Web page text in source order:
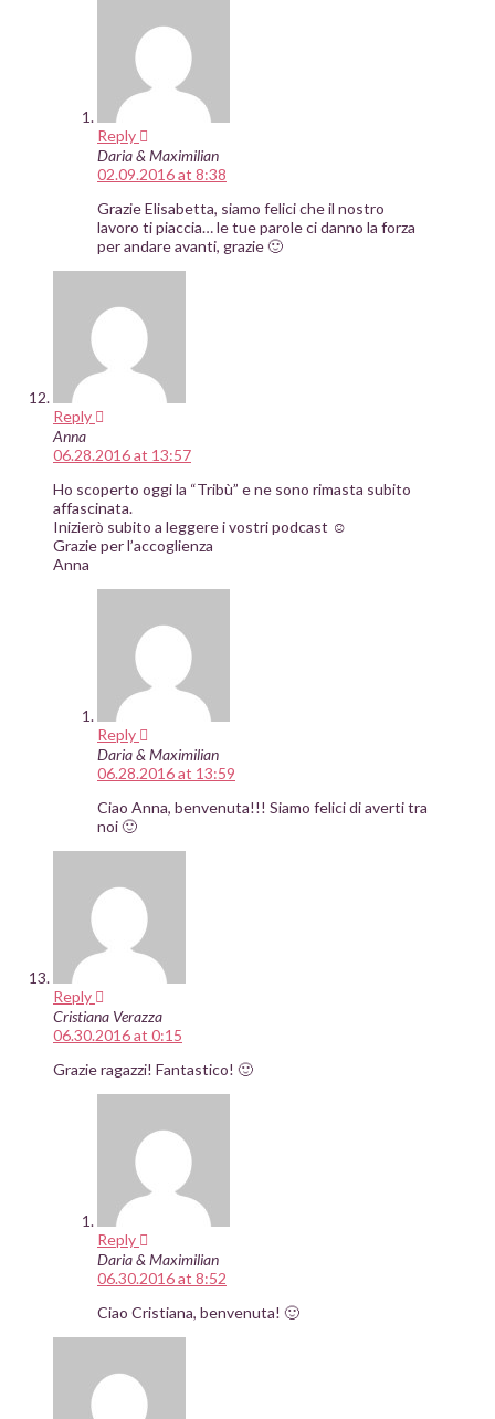
Reply
Daria & Maximilian
02.09.2016 at 8:38
Grazie Elisabetta, siamo felici che il nostro
lavoro ti piaccia… le tue parole ci danno la forza
per andare avanti, grazie 🙂
Reply
Anna
06.28.2016 at 13:57
Ho scoperto oggi la “Tribù” e ne sono rimasta subito
affascinata.
Inizierò subito a leggere i vostri podcast ☺
Grazie per l’accoglienza
Anna
Reply
Daria & Maximilian
06.28.2016 at 13:59
Ciao Anna, benvenuta!!! Siamo felici di averti tra
noi 🙂
Reply
Cristiana Verazza
06.30.2016 at 0:15
Grazie ragazzi! Fantastico! 🙂
Reply
Daria & Maximilian
06.30.2016 at 8:52
Ciao Cristiana, benvenuta! 🙂